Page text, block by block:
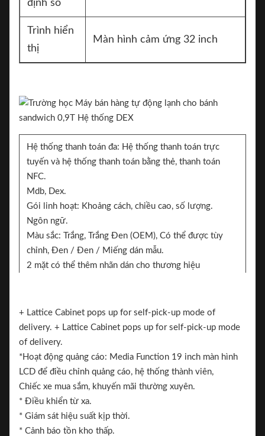
định số
Trình hiển
thị
Màn hình cảm ứng 32 inch
Hệ thống thanh toán đa: Hệ thống thanh toán trực
tuyến và hệ thống thanh toán bằng thẻ, thanh toán
NFC.
Mdb, Dex.
Gói linh hoạt: Khoảng cách, chiều cao, số lượng.
Ngôn ngữ.
Màu sắc: Trắng, Trắng Đen (OEM), Có thể được tùy
chỉnh, Đen / Đen / Miếng dán mẫu.
2 mặt có thể thêm nhãn dán cho thương hiệu
+ Lattice Cabinet pops up for self-pick-up mode of
delivery. + Lattice Cabinet pops up for self-pick-up mode
of delivery.
*Hoạt động quảng cáo: Media Function 19 inch màn hình
LCD để điều chỉnh quảng cáo, hệ thống thành viên,
Chiếc xe mua sắm, khuyến mãi thường xuyên.
* Điều khiển từ xa.
* Giám sát hiệu suất kịp thời.
* Cảnh báo tồn kho thấp.